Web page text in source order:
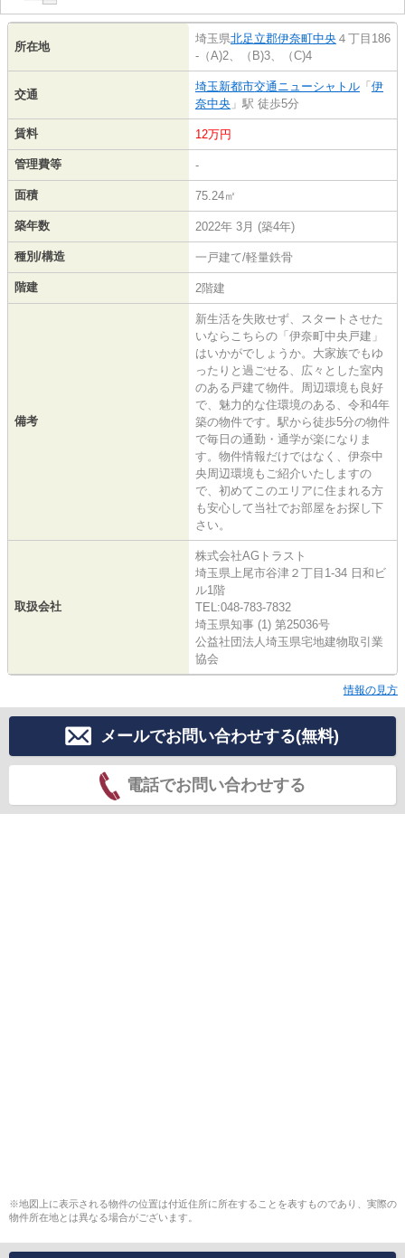
所在地
埼玉県北足立郡伊奈町中央 ４丁目186
-（A)2、（B)3、（C)4
交通
埼玉新都市交通ニューシャトル 「 伊
奈中央 」駅 徒歩5分
賃料 12万円
管理費等 -
面積 75.24㎡
築年数 2022年 3月 (築4年)
種別/構造 一戸建て/軽量鉄骨
階建 2階建
備考
新生活を失敗せず、スタートさせた
いならこちらの「伊奈町中央戸建」
はいかがでしょうか。大家族でもゆ
ったりと過ごせる、広々とした室内
のある戸建て物件。周辺環境も良好
で、魅力的な住環境のある、令和4年
築の物件です。駅から徒歩5分の物件
で毎日の通勤・通学が楽になりま
す。物件情報だけではなく、伊奈中
央周辺環境もご紹介いたしますの
で、初めてこのエリアに住まれる方
も安心して当社でお部屋をお探し下
さい。
取扱会社
株式会社AGトラスト
埼玉県上尾市谷津２丁目1-34 日和ビ
ル1階
TEL:048-783-7832
埼玉県知事 (1) 第25036号
公益社団法人埼玉県宅地建物取引業
協会
情報の見方
メールでお問い合わせする(無料)
電話でお問い合わせする
※地図上に表示される物件の位置は付近住所に所在することを表すものであり、実際の
物件所在地とは異なる場合がございます。